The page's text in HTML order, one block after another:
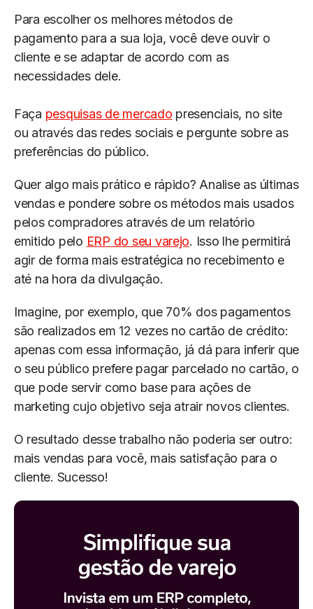
Para escolher os melhores métodos de
pagamento para a sua loja, você deve ouvir o
cliente e se adaptar de acordo com as
necessidades dele.
Faça pesquisas de mercado presenciais, no site
ou através das redes sociais e pergunte sobre as
preferências do público.
Quer algo mais prático e rápido? Analise as últimas
vendas e pondere sobre os métodos mais usados
pelos compradores através de um relatório
emitido pelo ERP do seu varejo. Isso lhe permitirá
agir de forma mais estratégica no recebimento e
até na hora da divulgação.
Imagine, por exemplo, que 70% dos pagamentos
são realizados em 12 vezes no cartão de crédito:
apenas com essa informação, já dá para inferir que
o seu público prefere pagar parcelado no cartão, o
que pode servir como base para ações de
marketing cujo objetivo seja atrair novos clientes.
O resultado desse trabalho não poderia ser outro:
mais vendas para você, mais satisfação para o
cliente. Sucesso!